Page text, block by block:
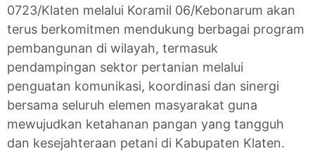
0723/Klaten melalui Koramil 06/Kebonarum akan
terus berkomitmen mendukung berbagai program
pembangunan di wilayah, termasuk
pendampingan sektor pertanian melalui
penguatan komunikasi, koordinasi dan sinergi
bersama seluruh elemen masyarakat guna
mewujudkan ketahanan pangan yang tangguh
dan kesejahteraan petani di Kabupaten Klaten.